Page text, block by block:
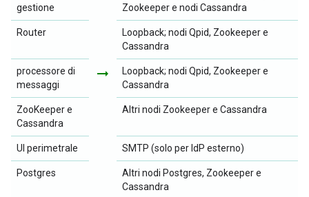
arrow_right_alt
gestione
Zookeeper e nodi Cassandra
Router
Loopback; nodi Qpid, Zookeeper e
Cassandra
processore di
messaggi
Loopback; nodi Qpid, Zookeeper e
Cassandra
ZooKeeper e
Cassandra
Altri nodi Zookeeper e Cassandra
UI perimetrale SMTP (solo per IdP esterno)
Postgres
Altri nodi Postgres, Zookeeper e
Cassandra